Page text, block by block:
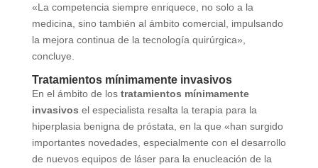
«La competencia siempre enriquece, no solo a la
medicina, sino también al ámbito comercial, impulsando
la mejora continua de la tecnología quirúrgica»,
concluye.
Tratamientos mínimamente invasivos
En el ámbito de los tratamientos mínimamente
invasivos el especialista resalta la terapia para la
hiperplasia benigna de próstata, en la que «han surgido
importantes novedades, especialmente con el desarrollo
de nuevos equipos de láser para la enucleación de la